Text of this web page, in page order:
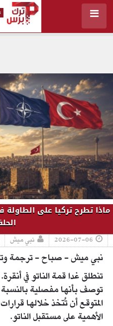
ماذا تطرح تركيا على
2026-07-06 نبي ميش
نبي ميش - صباح - ترجمة
تنطلق غدا قمة الناتو في
توصف بأنها مفصلية
المتوقع أن تُتخذ خلالها
الأهمية على مستقبل الناتو.